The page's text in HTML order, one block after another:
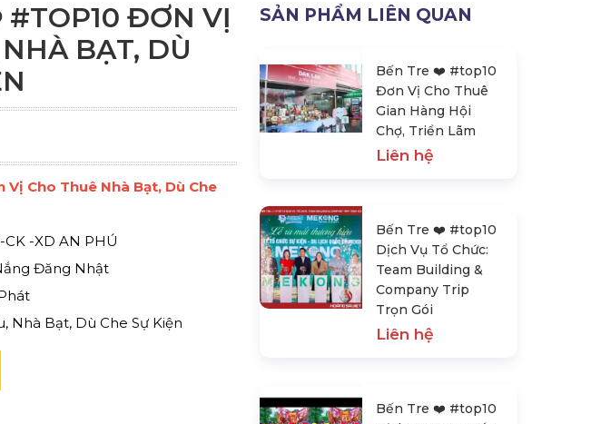
ĐƠN VỊ
BẠT, DÙ
Cho Thuê Nhà Bạt, Dù Che
CK -XD AN PHÚ
Đăng Nhật
Nhà Bạt, Dù Che Sự Kiện
SẢN PHẨM LIÊN QUAN
Bến Tre ❤️️ #top10
Đơn Vị Cho Thuê
Gian Hàng Hội
Chợ, Triển Lãm
Liên hệ
Bến Tre ❤️️ #top10
Dịch Vụ Tổ Chức:
Team Building &
Company Trip
Trọn Gói
Liên hệ
Bến Tre ❤️️ #top10